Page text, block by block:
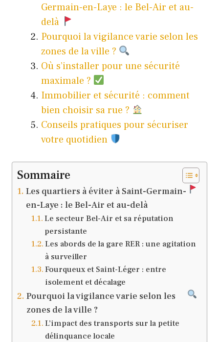
Germain-en-Laye : le Bel-Air et au-
delà
Pourquoi la vigilance varie selon les
zones de la ville ?
Où s’installer pour une sécurité
maximale ?
Immobilier et sécurité : comment
bien choisir sa rue ?
Conseils pratiques pour sécuriser
votre quotidien
Sommaire
Les quartiers à éviter à Saint-Germain-
en-Laye : le Bel-Air et au-delà
Le secteur Bel-Air et sa réputation
persistante
Les abords de la gare RER : une agitation
à surveiller
Fourqueux et Saint-Léger : entre
isolement et décalage
Pourquoi la vigilance varie selon les
zones de la ville ?
L’impact des transports sur la petite
délinquance locale